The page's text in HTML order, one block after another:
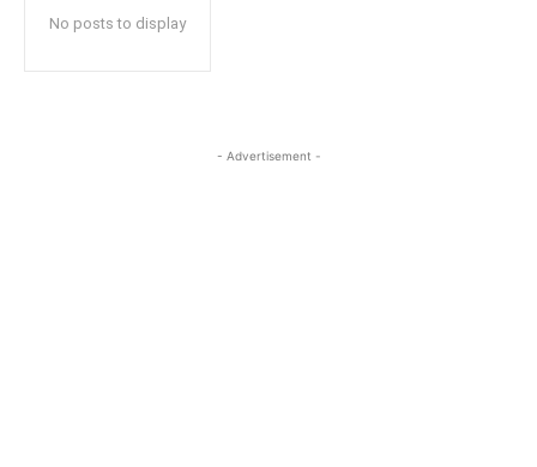
No posts to display
- Advertisement -